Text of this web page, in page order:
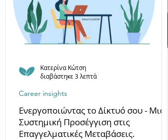
Ενεργοποιώντας το Δίκτυό σου - Μια
Συστημική Προσέγγιση στις
Επαγγελματικές Μεταβάσεις.
Career insights
Κατερίνα Κώτση
διαβάστηκε 3 λεπτά